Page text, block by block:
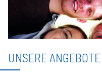
UNSERE ANGEBOTE